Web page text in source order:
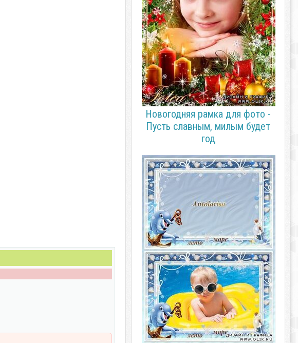
Новогодняя рамка для фото -
Пусть славным, милым будет
год